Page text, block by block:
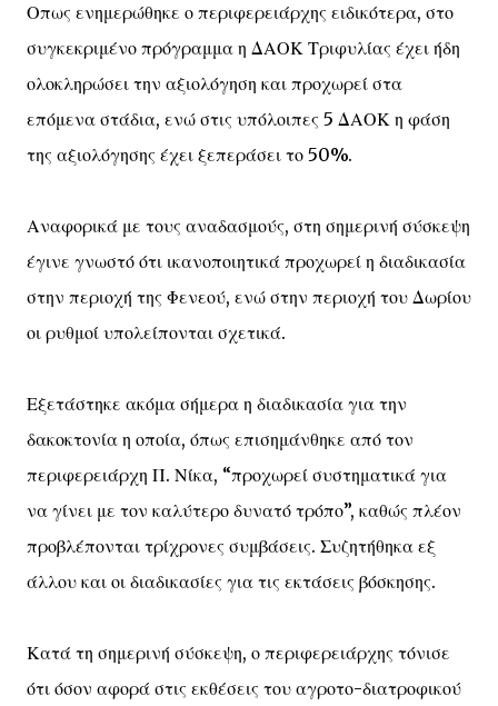
Οπως ενημερώθηκε ο περιφερειάρχης ειδικότερα, στο
συγκεκριμένο πρόγραμμα η ΔΑΟΚ Τριφυλίας έχει ήδη
ολοκληρώσει την αξιολόγηση και προχωρεί στα
επόμενα στάδια, ενώ στις υπόλοιπες 5 ΔΑΟΚ η φάση
της αξιολόγησης έχει ξεπεράσει το 50%.
Αναφορικά με τους αναδασμούς, στη σημερινή σύσκεψη
έγινε γνωστό ότι ικανοποιητικά προχωρεί η διαδικασία
στην περιοχή της Φενεού, ενώ στην περιοχή του Δωρίου
οι ρυθμοί υπολείπονται σχετικά.
Εξετάστηκε ακόμα σήμερα η διαδικασία για την
δακοκτονία η οποία, όπως επισημάνθηκε από τον
περιφερειάρχη Π. Νίκα, “προχωρεί συστηματικά για
να γίνει με τον καλύτερο δυνατό τρόπο”, καθώς πλέον
προβλέπονται τρίχρονες συμβάσεις. Συζητήθηκα εξ
άλλου και οι διαδικασίες για τις εκτάσεις βόσκησης.
Κατά τη σημερινή σύσκεψη, ο περιφερειάρχης τόνισε
ότι όσον αφορά στις εκθέσεις του αγροτο-διατροφικού